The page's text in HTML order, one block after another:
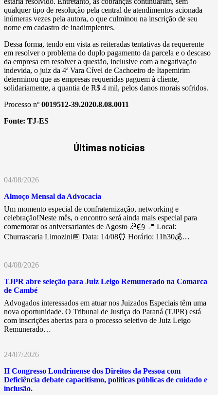
qualquer tipo de resolução pela central de atendimentos acionada
inúmeras vezes pela autora, o que culminou na inscrição de seu
nome em cadastro de inadimplentes.
Dessa forma, tendo em vista as reiteradas tentativas da requerente
em resolver o problema do duplo pagamento da parcela e o descaso
da empresa em resolver a questão, inclusive com a negativação
indevida, o juiz da 4ª Vara Cível de Cachoeiro de Itapemirim
determinou que as empresas requeridas paguem à cliente,
solidariamente, a quantia de R$ 4 mil, pelos danos morais sofridos.
Processo nº 0019512-39.2020.8.08.0011
Fonte: TJ-ES
Últimas notícias
04/08/2026
Almoço Mensal da Advocacia
Um momento especial de confraternização, networking e
celebração!Neste mês, o encontro será ainda mais especial para
comemorar os aniversariantes de Agosto 🎉🎂 📍 Local:
Churrascaria Limozini📅 Data: 14/08⏰ Horário: 11h30💰…
04/08/2026
TJPR abre seleção para Juiz Leigo Remunerado na Comarca
de Cambé
Advogados interessados em atuar nos Juizados Especiais têm uma
nova oportunidade. O Tribunal de Justiça do Paraná (TJPR) está
com inscrições abertas para o processo seletivo de Juiz Leigo
Remunerado…
24/07/2026
II Congresso Londrinense dos Direitos da Pessoa com
Deficiência debate capacitismo, políticas públicas de cuidado e
inclusão.